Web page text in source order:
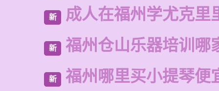
新 成人在福州学尤克里
新 福州仓山乐器培训哪
新 福州哪里买小提琴便